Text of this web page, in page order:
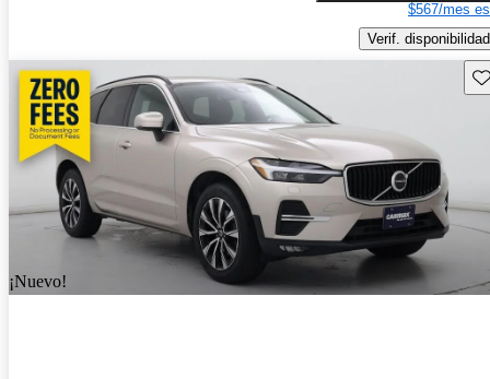
$567/mes
Verif. disponibilidad
¡Nuevo!